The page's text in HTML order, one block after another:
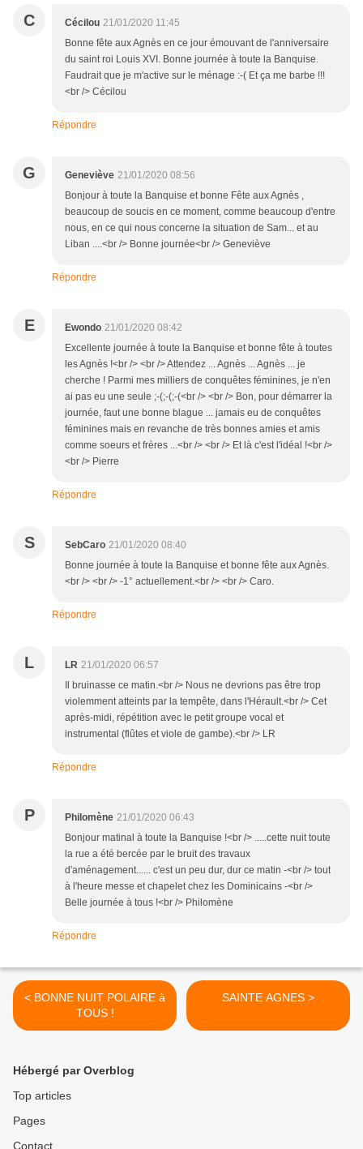
C Cécilou 21/01/2020 11:45
Bonne fête aux Agnès en ce jour émouvant de l'anniversaire
du saint roi Louis XVI. Bonne journée à toute la Banquise.
Faudrait que je m'active sur le ménage :-( Et ça me barbe !!!
<br /> Cécilou
Répondre
G Geneviève 21/01/2020 08:56
Bonjour à toute la Banquise et bonne Fête aux Agnès ,
beaucoup de soucis en ce moment, comme beaucoup d'entre
nous, en ce qui nous concerne la situation de Sam... et au
Liban ....<br /> Bonne journée<br /> Geneviève
Répondre
E Ewondo 21/01/2020 08:42
Excellente journée à toute la Banquise et bonne fête à toutes
les Agnès !<br /> <br /> Attendez ... Agnès ... Agnès ... je
cherche ! Parmi mes milliers de conquêtes féminines, je n'en
ai pas eu une seule ;-(;-(;-(<br /> <br /> Bon, pour démarrer la
journée, faut une bonne blague ... jamais eu de conquêtes
féminines mais en revanche de très bonnes amies et amis
comme soeurs et frères ...<br /> <br /> Et là c'est l'idéal !<br />
<br /> Pierre
Répondre
S SebCaro 21/01/2020 08:40
Bonne journée à toute la Banquise et bonne fête aux Agnès.
<br /> <br /> -1° actuellement.<br /> <br /> Caro.
Répondre
L LR 21/01/2020 06:57
Il bruinasse ce matin.<br /> Nous ne devrions pas être trop
violemment atteints par la tempête, dans l'Hérault.<br /> Cet
après-midi, répétition avec le petit groupe vocal et
instrumental (flûtes et viole de gambe).<br /> LR
Répondre
P Philomène 21/01/2020 06:43
Bonjour matinal à toute la Banquise !<br /> .....cette nuit toute
la rue a été bercée par le bruit des travaux
d'aménagement...... c'est un peu dur, dur ce matin -<br /> tout
à l'heure messe et chapelet chez les Dominicains -<br />
Belle journée à tous !<br /> Philomène
Répondre
< BONNE NUIT POLAIRE à
TOUS !
SAINTE AGNES >
Hébergé par Overblog
Top articles
Pages
Contact